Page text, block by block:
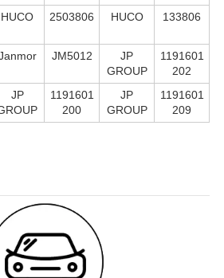
HUCO 2503806 HUCO 133806
JM5012
JP
GROUP
1191601
202
JP
1191601
200
JP
GROUP
1191601
209